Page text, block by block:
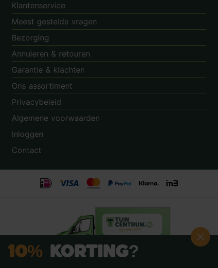
Klantenservice
Meest gestelde vragen
Bezorging
Annuleren & retouren
Garantie & klachten
Ons assortiment
Privacybeleid
Algemene voorwaarden
Inloggen
Contact
10% Korting?